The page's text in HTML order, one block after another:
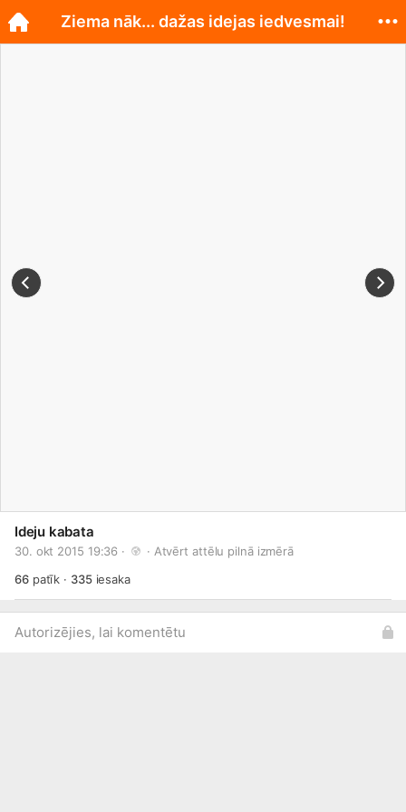
Ideju kabata
30. okt 2015 19:36 · · Atvērt attēlu pilnā izmērā
66patīk · 335iesaka
Autorizējies, lai komentētu
Ziema nāk... dažas idejas iedvesmai!